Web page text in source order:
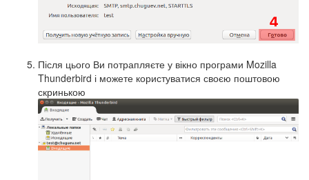
Після цього Ви потрапляєте у вікно програми Mozilla
Thunderbird і можете користуватися своєю поштовою
скринькою